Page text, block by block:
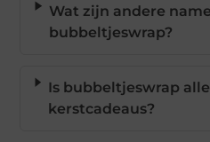
Wat zijn andere
bubbeltjeswrap?
Is bubbeltjeswrap
kerstcadeaus?